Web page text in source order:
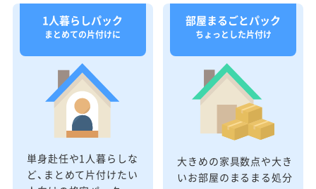
1人暮らしパック
まとめての片付けに
単身赴任や1人暮らしな
ど、まとめて片付けたい
部屋まるごとパック
ちょっとした片付け
大きめの家具数点や大き
いお部屋のまるまる処分